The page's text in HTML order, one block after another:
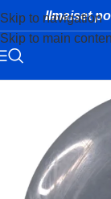
Skip to navigation
Skip to main
Ilmaiset